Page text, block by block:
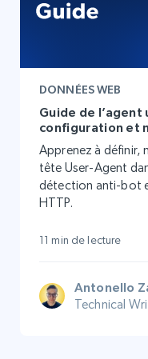
DONNÉES WEB
Guide de
configuration et
Apprenez à définir,
tête User-Agent
détection anti-bot
HTTP.
11 min de lecture
Antonello
Technical